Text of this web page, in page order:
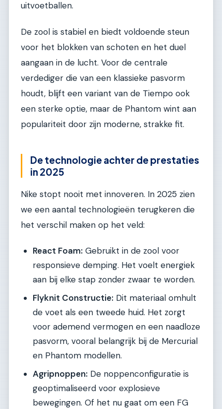
uitvoetballen.
De zool is stabiel en biedt voldoende steun
voor het blokken van schoten en het duel
aangaan in de lucht. Voor de centrale
verdediger die van een klassieke pasvorm
houdt, blijft een variant van de Tiempo ook
een sterke optie, maar de Phantom wint aan
populariteit door zijn moderne, strakke fit.
De technologie achter de prestaties
in 2025
Nike stopt nooit met innoveren. In 2025 zien
we een aantal technologieën terugkeren die
het verschil maken op het veld:
React Foam: Gebruikt in de zool voor
responsieve demping. Het voelt energiek
aan bij elke stap zonder zwaar te worden.
Flyknit Constructie: Dit materiaal omhult
de voet als een tweede huid. Het zorgt
voor ademend vermogen en een naadloze
pasvorm, vooral belangrijk bij de Mercurial
en Phantom modellen.
Agripnoppen: De noppenconfiguratie is
geoptimaliseerd voor explosieve
bewegingen. Of het nu gaat om een FG